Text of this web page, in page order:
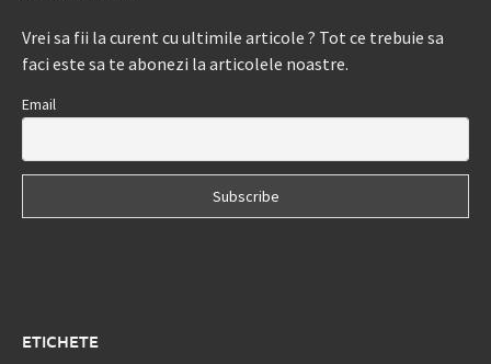
Vrei sa fii la curent cu ultimile articole ? Tot ce trebuie sa
faci este sa te abonezi la articolele noastre.
Email
ETICHETE